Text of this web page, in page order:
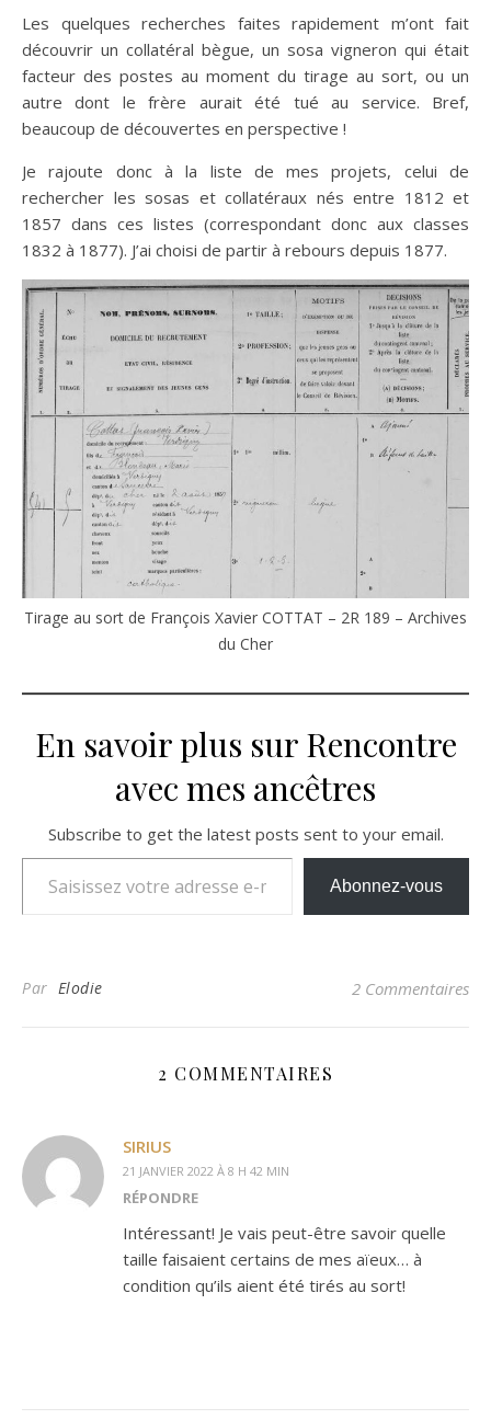
Les quelques recherches faites rapidement m’ont fait
découvrir un collatéral bègue, un sosa vigneron qui était
facteur des postes au moment du tirage au sort, ou un
autre dont le frère aurait été tué au service. Bref,
beaucoup de découvertes en perspective !
Je rajoute donc à la liste de mes projets, celui de
rechercher les sosas et collatéraux nés entre 1812 et
1857 dans ces listes (correspondant donc aux classes
1832 à 1877). J’ai choisi de partir à rebours depuis 1877.
Tirage au sort de François Xavier COTTAT – 2R 189 – Archives
du Cher
En savoir plus sur Rencontre
avec mes ancêtres
Subscribe to get the latest posts sent to your email.
Saisissez votre adresse e-mail…
Abonnez-vous
Par Elodie 2 Commentaires
2 COMMENTAIRES
SIRIUS
21 JANVIER 2022 À 8 H 42 MIN
RÉPONDRE
Intéressant! Je vais peut-être savoir quelle
taille faisaient certains de mes aïeux… à
condition qu’ils aient été tirés au sort!